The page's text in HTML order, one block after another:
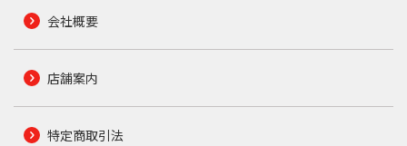
会社概要
店舗案内
特定商取引法